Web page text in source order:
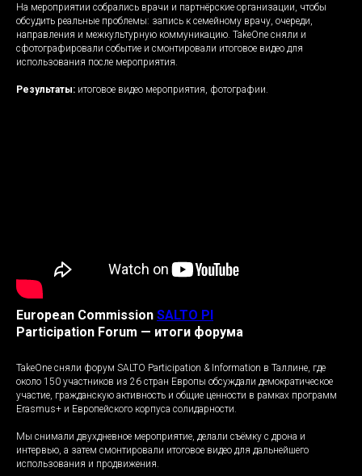
На мероприятии собрались врачи и партнёрские организации, чтобы
обсудить реальные проблемы: запись к семейному врачу, очереди,
направления и межкультурную коммуникацию. TakeOne сняли и
сфотографировали событие и смонтировали итоговое видео для
использования после мероприятия.
Результаты: итоговое видео мероприятия, фотографии.
European Commission SALTO PI
Participation Forum — итоги форума
TakeOne сняли форум SALTO Participation & Information в Таллине, где
около 150 участников из 26 стран Европы обсуждали демократическое
участие, гражданскую активность и общие ценности в рамках программ
Erasmus+ и Европейского корпуса солидарности.
Мы снимали двухдневное мероприятие, делали съёмку с дрона и
интервью, а затем смонтировали итоговое видео для дальнейшего
использования и продвижения.